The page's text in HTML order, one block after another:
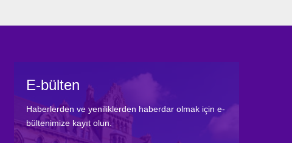
E-bülten
Haberlerden ve yeniliklerden haberdar olmak için e-
bültenimize kayıt olun.